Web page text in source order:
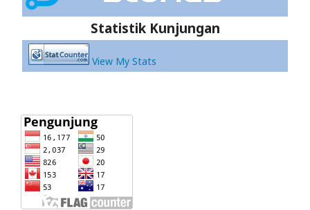
Statistik Kunjungan
View My Stats